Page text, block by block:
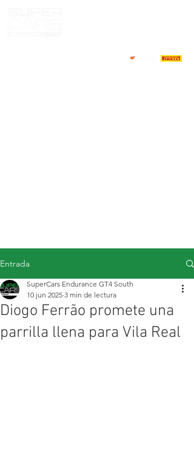
Entrada
Diogo Ferrão promete una
parrilla llena para Vila Real
SuperCars Endurance GT4 South
10 jun 2025 3 min de lectura